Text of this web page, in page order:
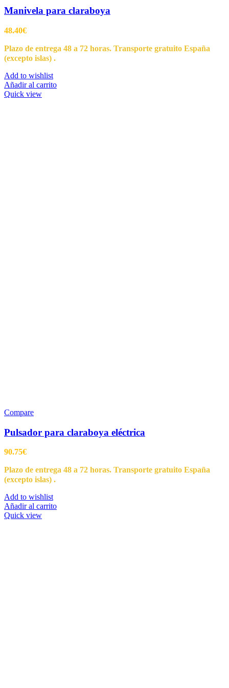
Manivela para claraboya
48.40€
Plazo de entrega 48 a 72 horas. Transporte gratuito España
(excepto islas) .
Add to wishlist
Añadir al carrito
Quick view
Compare
Pulsador para claraboya eléctrica
90.75€
Plazo de entrega 48 a 72 horas. Transporte gratuito España
(excepto islas) .
Add to wishlist
Añadir al carrito
Quick view